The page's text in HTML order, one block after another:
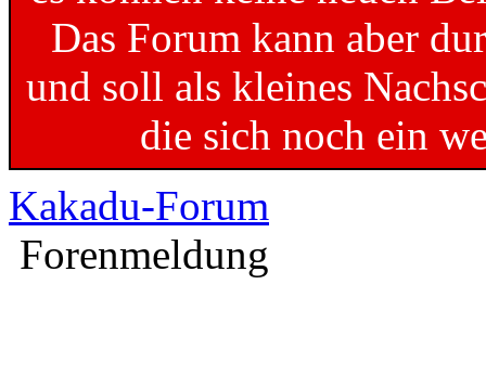
Das Forum kann aber
und soll als kleines
die sich noch ein
Kakadu-Forum
Forenmeldung